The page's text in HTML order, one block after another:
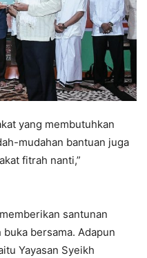
yang membutuhkan
mudahan bantuan juga
fitrah nanti,”
santunan
bersama. Adapun
Yayasan Syeikh